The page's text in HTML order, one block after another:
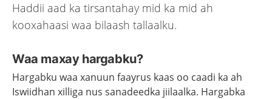
Haddii aad ka tirsantahay mid ka mid ah
kooxahaasi waa bilaash tallaalku.
Waa maxay hargabku?
Hargabku waa xanuun faayrus kaas oo caadi ka ah
Iswiidhan xilliga nus sanadeedka jiilaalka. Hargabka